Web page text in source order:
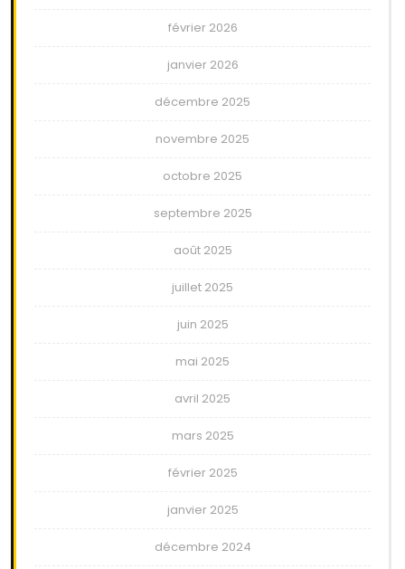
février 2026
janvier 2026
décembre 2025
novembre 2025
octobre 2025
septembre 2025
août 2025
juillet 2025
juin 2025
mai 2025
avril 2025
mars 2025
février 2025
janvier 2025
décembre 2024